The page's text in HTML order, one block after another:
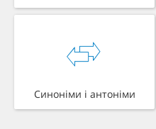
Синоніми і антоніми